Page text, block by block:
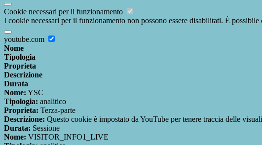
Cookie necessari per il funzionamento
I cookie necessari per il funzionamento non possono essere disabilitati. È
youtube.com
Nome
Tipologia
Proprieta
Descrizione
Durata
Nome: YSC
Tipologia: analitico
Proprieta: Terza-parte
Descrizione: Questo cookie è impostato da YouTube per tenere traccia delle
Durata: Sessione
Nome: VISITOR_INFO1_LIVE